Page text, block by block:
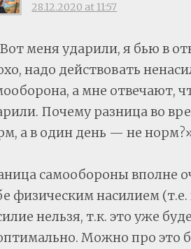
28.12.2020 at 11:57
меня ударили, я бью в
надо действовать
а мне отвечают,
Почему разница во
а в один день — не
самообороны вполне
физическим насилием
нельзя, т.к. это уже
Можно про это